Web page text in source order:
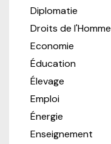
Diplomatie
Droits de l'Homme
Economie
Éducation
Élevage
Emploi
Énergie
Enseignement